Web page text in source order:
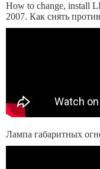
How to change, install
2007. Как снять
Лампа габаритных